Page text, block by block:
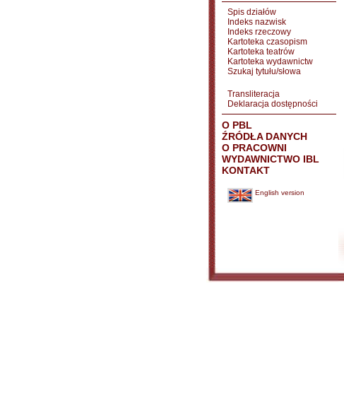
Spis działów
Indeks nazwisk
Indeks rzeczowy
Kartoteka czasopism
Kartoteka teatrów
Kartoteka wydawnictw
Szukaj tytułu/słowa
Transliteracja
Deklaracja dostępności
O PBL
ŹRÓDŁA DANYCH
O PRACOWNI
WYDAWNICTWO IBL
KONTAKT
English version